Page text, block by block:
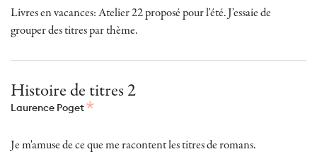
Livres en vacances: Atelier 22 proposé pour l'été. J'essaie de
grouper des titres par thème.
Histoire de titres 2
Laurence Poget
Je m'amuse de ce que me racontent les titres de romans.